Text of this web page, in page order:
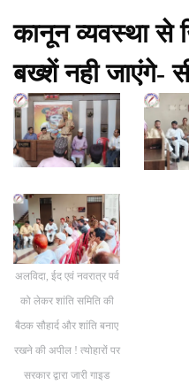
कानून व्यवस्था से
बख्शें नही जाएंगे-
अलविदा, ईद एवं नवरात्र पर्व
को लेकर शांति समिति की
बैठक सौहार्द और शांति बनाए
रखने की अपील ! त्योहारों पर
सरकार द्वारा जारी गाइड